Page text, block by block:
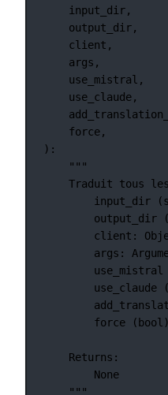
input_dir,
output_dir,
client,
args,
use_mistral,
use_claude,
force,
):
"""
Traduit tous
input_dir
output_dir
client:
args:
force
Returns:
None
"""